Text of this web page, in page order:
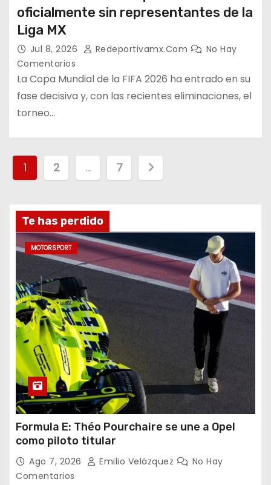
oficialmente sin representantes de la
Liga MX
Jul 8, 2026 Redeportivamx.com
No Hay
Comentarios
La Copa Mundial de la FIFA 2026 ha entrado en su
fase decisiva y, con las recientes eliminaciones, el
torneo…
g
n
a
c
ó
n
d
e
e
1 2 … 7
Te has perdido
MOTORSPORT
Formula E: Théo Pourchaire se une a Opel
como piloto titular
Ago 7, 2026 Emilio Velázquez
No Hay
Comentarios